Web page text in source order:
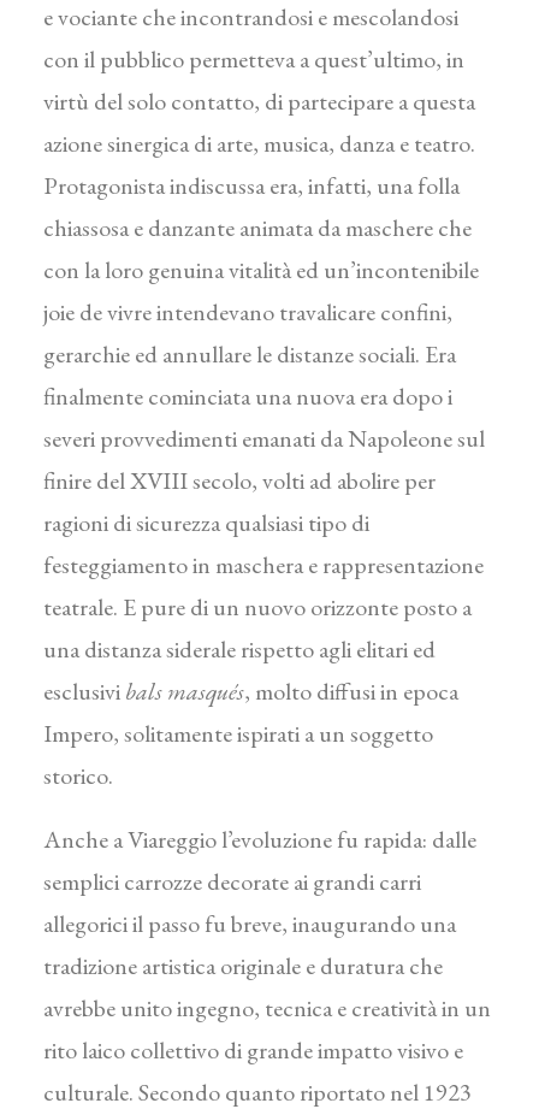
e vociante che incontrandosi e mescolandosi
con il pubblico permetteva a quest’ultimo, in
virtù del solo contatto, di partecipare a questa
azione sinergica di arte, musica, danza e teatro.
Protagonista indiscussa era, infatti, una folla
chiassosa e danzante animata da maschere che
con la loro genuina vitalità ed un’incontenibile
joie de vivre intendevano travalicare confini,
gerarchie ed annullare le distanze sociali. Era
finalmente cominciata una nuova era dopo i
severi provvedimenti emanati da Napoleone sul
finire del XVIII secolo, volti ad abolire per
ragioni di sicurezza qualsiasi tipo di
festeggiamento in maschera e rappresentazione
teatrale. E pure di un nuovo orizzonte posto a
una distanza siderale rispetto agli elitari ed
esclusivibals masqués, molto diffusi in epoca
Impero, solitamente ispirati a un soggetto
storico.
Anche a Viareggio l’evoluzione fu rapida: dalle
semplici carrozze decorate ai grandi carri
allegorici il passo fu breve, inaugurando una
tradizione artistica originale e duratura che
avrebbe unito ingegno, tecnica e creatività in un
rito laico collettivo di grande impatto visivo e
culturale. Secondo quanto riportato nel 1923